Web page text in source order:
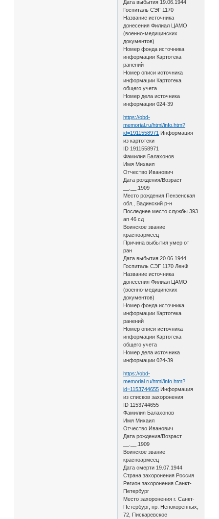
Дата выбытия 19.06.1944
Госпиталь СЭГ 1170
Название источника
донесения Филиал ЦАМО
(военно-медицинских
документов)
Номер фонда источника
информации Картотека
ранений
Номер описи источника
информации Картотека
общего учета
Номер дела источника
информации 024-39
https://obd-
memorial.ru/html/info.htm?
id=1911558971
Информация
из картотеки
ID 1911558971
Фамилия Балахонов
Имя Михаил
Отчество Иванович
Дата рождения/Возраст
__.__.1909
Место рождения Пензенская
обл., Вадинский р-н
Последнее место службы 393
ап 46 сд
Воинское звание
красноармеец
Причина выбытия умер от
ран
Дата выбытия 20.06.1944
Госпиталь СЭГ 1170 ЛенФ
Название источника
донесения Филиал ЦАМО
(военно-медицинских
документов)
Номер фонда источника
информации Картотека
ранений
Номер описи источника
информации Картотека
общего учета
Номер дела источника
информации 024-39
https://obd-
memorial.ru/html/info.htm?
id=1153744655 Информация
из списков захоронения
ID 1153744655
Фамилия Балахонов
Имя Михаил
Отчество Иванович
Дата рождения/Возраст
__.__.1909
Воинское звание
красноармеец
Дата смерти 19.07.1944
Страна захоронения Россия
Регион захоронения Санкт-
Петербург
Место захоронения г. Санкт-
Петербург, пр. Непокоренных,
72, Пискаревское